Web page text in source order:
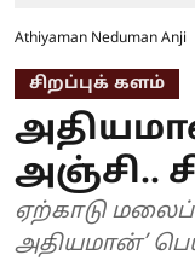
Athiyaman Neduman Anji
சிறப்புக் களம்
அஞ்சி..
ஏற்காடு மலைப்
அதியமான்’